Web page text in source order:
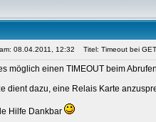
08.04.2011, 12:32 Titel: Timeout bei
möglich einen TIMEOUT beim
dient dazu, eine Relais Karte
Hilfe Dankbar